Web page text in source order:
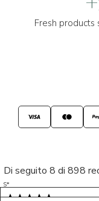
Fresh
Di seguito 8 di 898
S*
LP